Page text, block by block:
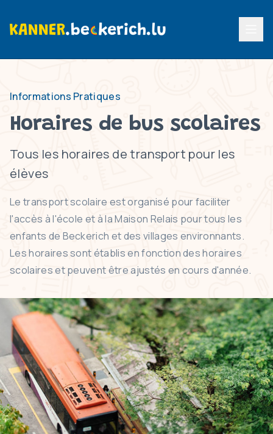
Informations Pratiques
Horaires de bus scolaires
Tous les horaires de transport pour les
élèves
Le transport scolaire est organisé pour faciliter
l'accès à l'école et à la Maison Relais pour tous les
enfants de Beckerich et des villages environnants.
Les horaires sont établis en fonction des horaires
scolaires et peuvent être ajustés en cours d'année.